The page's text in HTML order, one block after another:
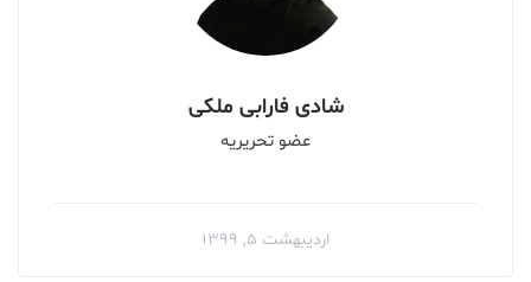
شادی فارابی ملکی
عضو تحریریه
اردیبهشت ۵, ۱۳۹۹